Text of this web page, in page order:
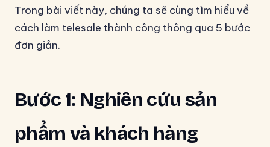
Trong bài viết này, chúng ta sẽ cùng tìm hiểu về
cách làm telesale thành công thông qua 5 bước
đơn giản.
Bước 1: Nghiên cứu sản
phẩm và khách hàng